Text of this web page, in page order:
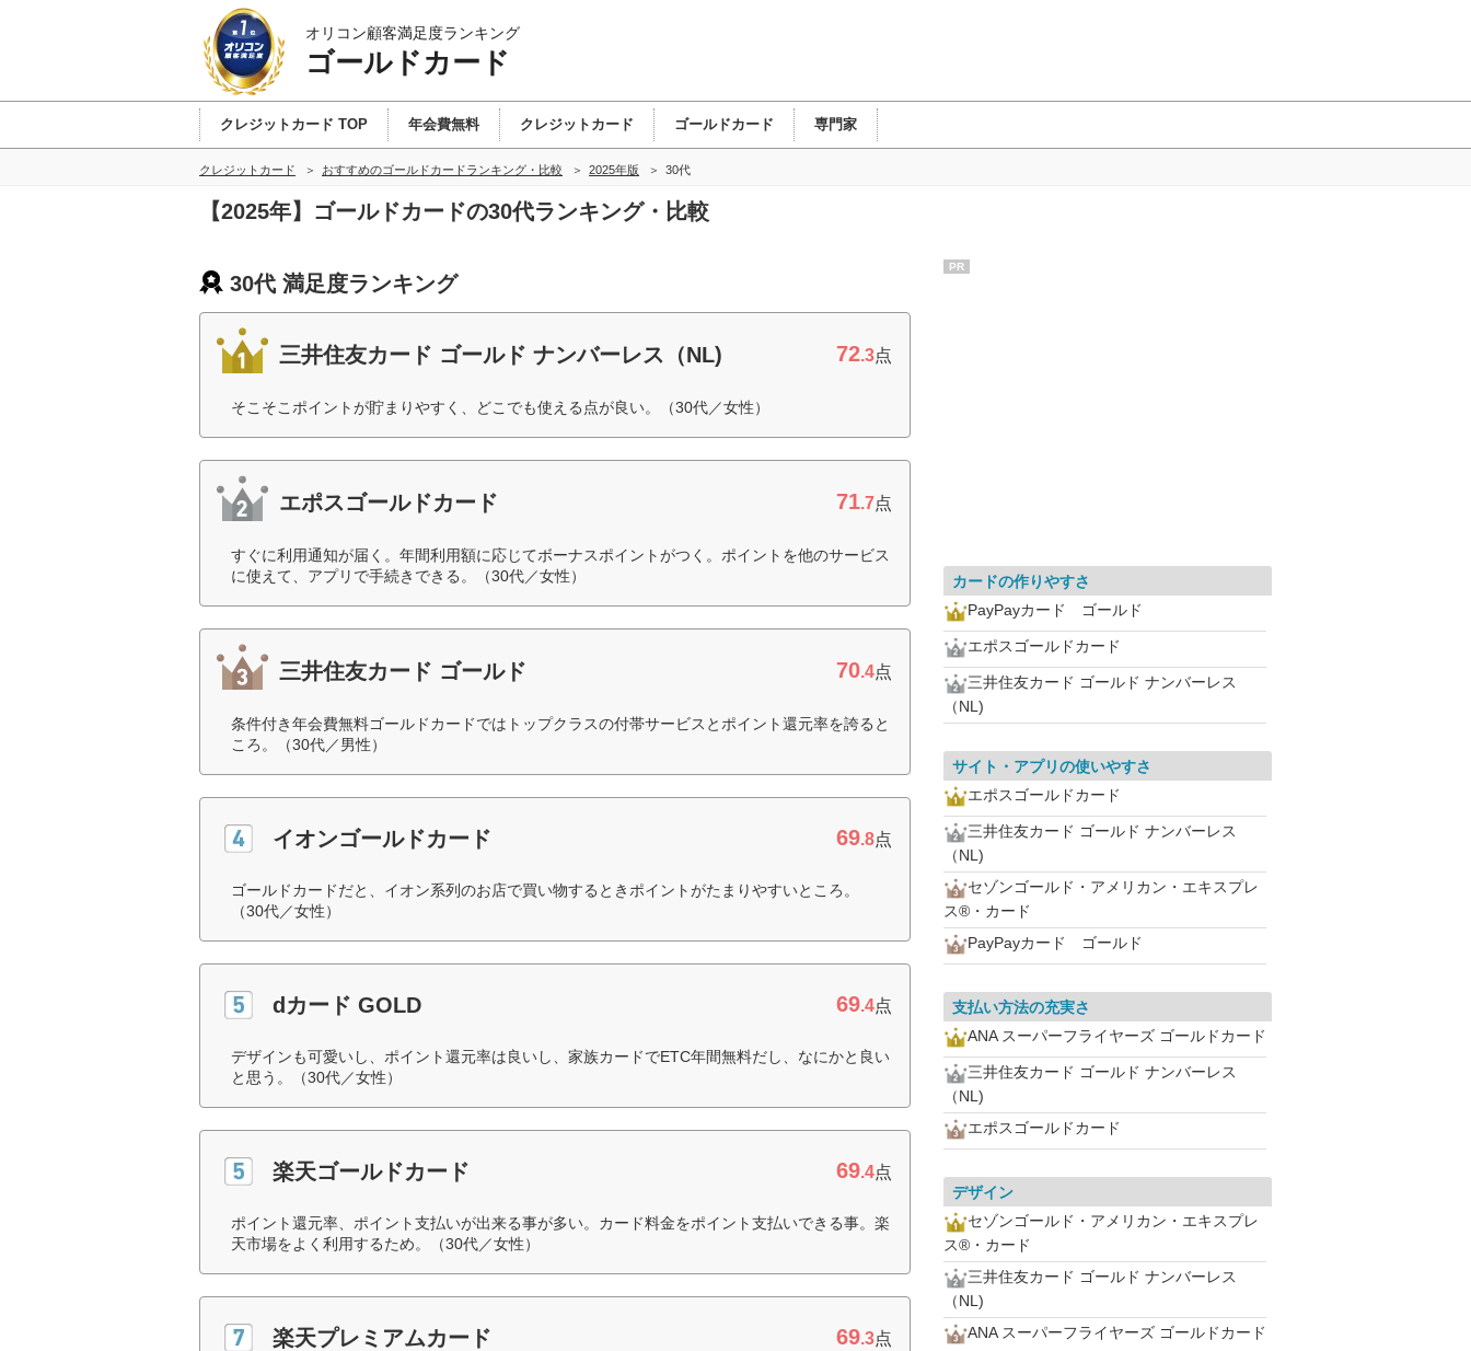
オリコン顧客満足度ランキング
ゴールドカード
クレジットカード TOP 年会費無料 クレジットカード ゴールドカード 専門家
クレジットカード おすすめのゴールドカードランキング・比較 2025年版 30代
【2025年】ゴールドカードの30代ランキング・比較
30代 満足度ランキング
三井住友カード ゴールド ナンバーレス（NL) 72.3点
そこそこポイントが貯まりやすく、どこでも使える点が良い。（30代／女性）
エポスゴールドカード 71.7点
すぐに利用通知が届く。年間利用額に応じてボーナスポイントがつく。ポイントを他のサービス
に使えて、アプリで手続きできる。（30代／女性）
三井住友カード ゴールド 70.4点
条件付き年会費無料ゴールドカードではトップクラスの付帯サービスとポイント還元率を誇ると
ころ。（30代／男性）
イオンゴールドカード 69.8点
ゴールドカードだと、イオン系列のお店で買い物するときポイントがたまりやすいところ。
（30代／女性）
dカード GOLD 69.4点
デザインも可愛いし、ポイント還元率は良いし、家族カードでETC年間無料だし、なにかと良い
と思う。（30代／女性）
楽天ゴールドカード 69.4点
ポイント還元率、ポイント支払いが出来る事が多い。カード料金をポイント支払いできる事。楽
天市場をよく利用するため。（30代／女性）
楽天プレミアムカード 69.3点
PR
カードの作りやすさ
PayPayカード ゴールド
エポスゴールドカード
三井住友カード ゴールド ナンバーレス
（NL)
サイト・アプリの使いやすさ
エポスゴールドカード
三井住友カード ゴールド ナンバーレス
（NL)
セゾンゴールド・アメリカン・エキスプレ
ス®・カード
PayPayカード ゴールド
支払い方法の充実さ
ANA スーパーフライヤーズ ゴールドカード
三井住友カード ゴールド ナンバーレス
（NL)
エポスゴールドカード
デザイン
セゾンゴールド・アメリカン・エキスプレ
ス®・カード
三井住友カード ゴールド ナンバーレス
（NL)
ANA スーパーフライヤーズ ゴールドカード